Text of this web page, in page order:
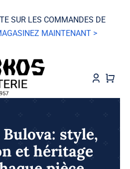
SUR LES COMMANDES DE
MAINTENANT >
style,
et héritage